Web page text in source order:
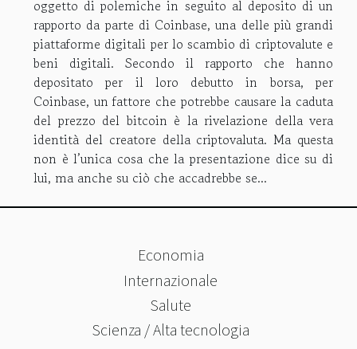
oggetto di polemiche in seguito al deposito di un
rapporto da parte di Coinbase, una delle più grandi
piattaforme digitali per lo scambio di criptovalute e
beni digitali. Secondo il rapporto che hanno
depositato per il loro debutto in borsa, per
Coinbase, un fattore che potrebbe causare la caduta
del prezzo del bitcoin è la rivelazione della vera
identità del creatore della criptovaluta. Ma questa
non è l’unica cosa che la presentazione dice su di
lui, ma anche su ciò che accadrebbe se...
Economia
Internazionale
Salute
Scienza / Alta tecnologia